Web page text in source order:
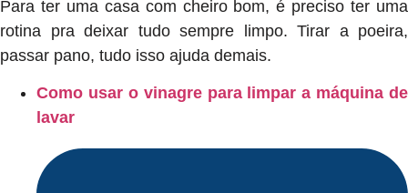
Para ter uma casa com cheiro bom, é preciso ter uma
rotina pra deixar tudo sempre limpo. Tirar a poeira,
passar pano, tudo isso ajuda demais.
Como usar o vinagre para limpar a máquina de
lavar